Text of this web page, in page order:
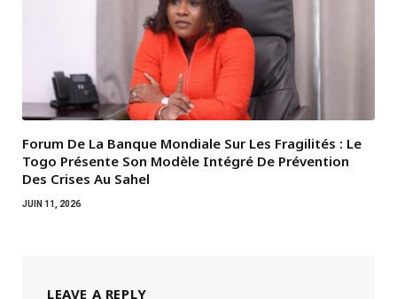
Forum De La Banque Mondiale Sur Les Fragilités : Le
Togo Présente Son Modèle Intégré De Prévention
Des Crises Au Sahel
JUIN 11, 2026
LEAVE A REPLY